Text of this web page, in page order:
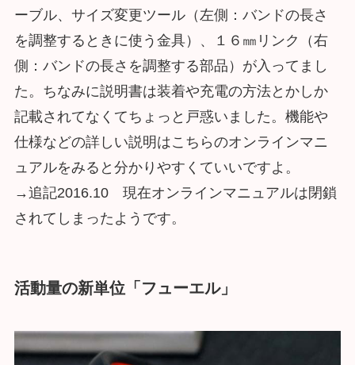
ーブル、サイズ変更ツール（左側：バンドの長さ
を調整するときに使う金具）、１６㎜リンク（右
側：バンドの長さを調整する部品）が入ってまし
た。ちなみに説明書は装着や充電の方法とかしか
記載されてなくてちょっと戸惑いました。機能や
仕様などの詳しい説明はこちらのオンラインマニ
ュアルをみると分かりやすくていいですよ。
→追記2016.10 現在オンラインマニュアルは閉鎖
されてしまったようです。
活動量の新単位「フューエル」